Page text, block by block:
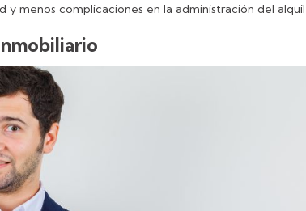
y menos complicaciones en la administración del